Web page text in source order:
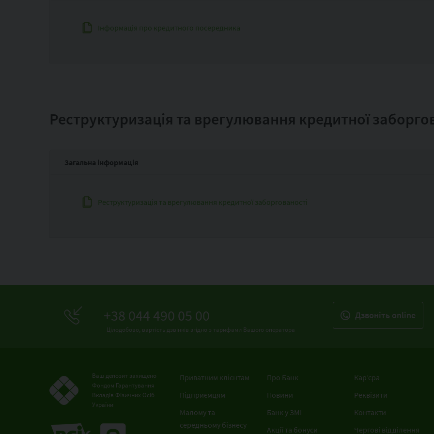
Інформація про кредитного посередника
Реструктуризація та врегулювання кредитної
Загальна інформація
Реструктуризація та врегулювання кредитної заборгованості
+38 044 490 05 00
Цілодобово, вартість дзвінків згідно з тарифами Вашого оператора
Дзвонiть online
Ваш депозит захищено
Фондом Гарантування
Вкладів Фізичних Осіб
України
Приватним клієнтам
Підприємцям
Малому та
середньому бізнесу
Про Банк
Новини
Банк у ЗМІ
Акції та бонуси
Кар’єра
Реквізити
Контакти
Чергові відділення